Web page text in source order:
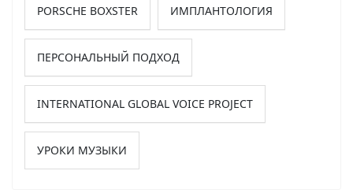
PORSCHE BOXSTER ИМПЛАНТОЛОГИЯ
ПЕРСОНАЛЬНЫЙ ПОДХОД
INTERNATIONAL GLOBAL VOICE PROJECT
УРОКИ МУЗЫКИ